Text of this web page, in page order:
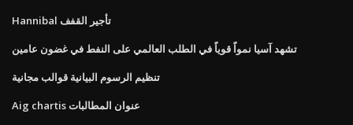
Hannibal تأجير القفف
تشهد آسيا نمواً قوياً في الطلب العالمي على النفط في غضون عامين
تنظيم الرسوم البيانية قوالب مجانية
Aig chartis عنوان المطالبات